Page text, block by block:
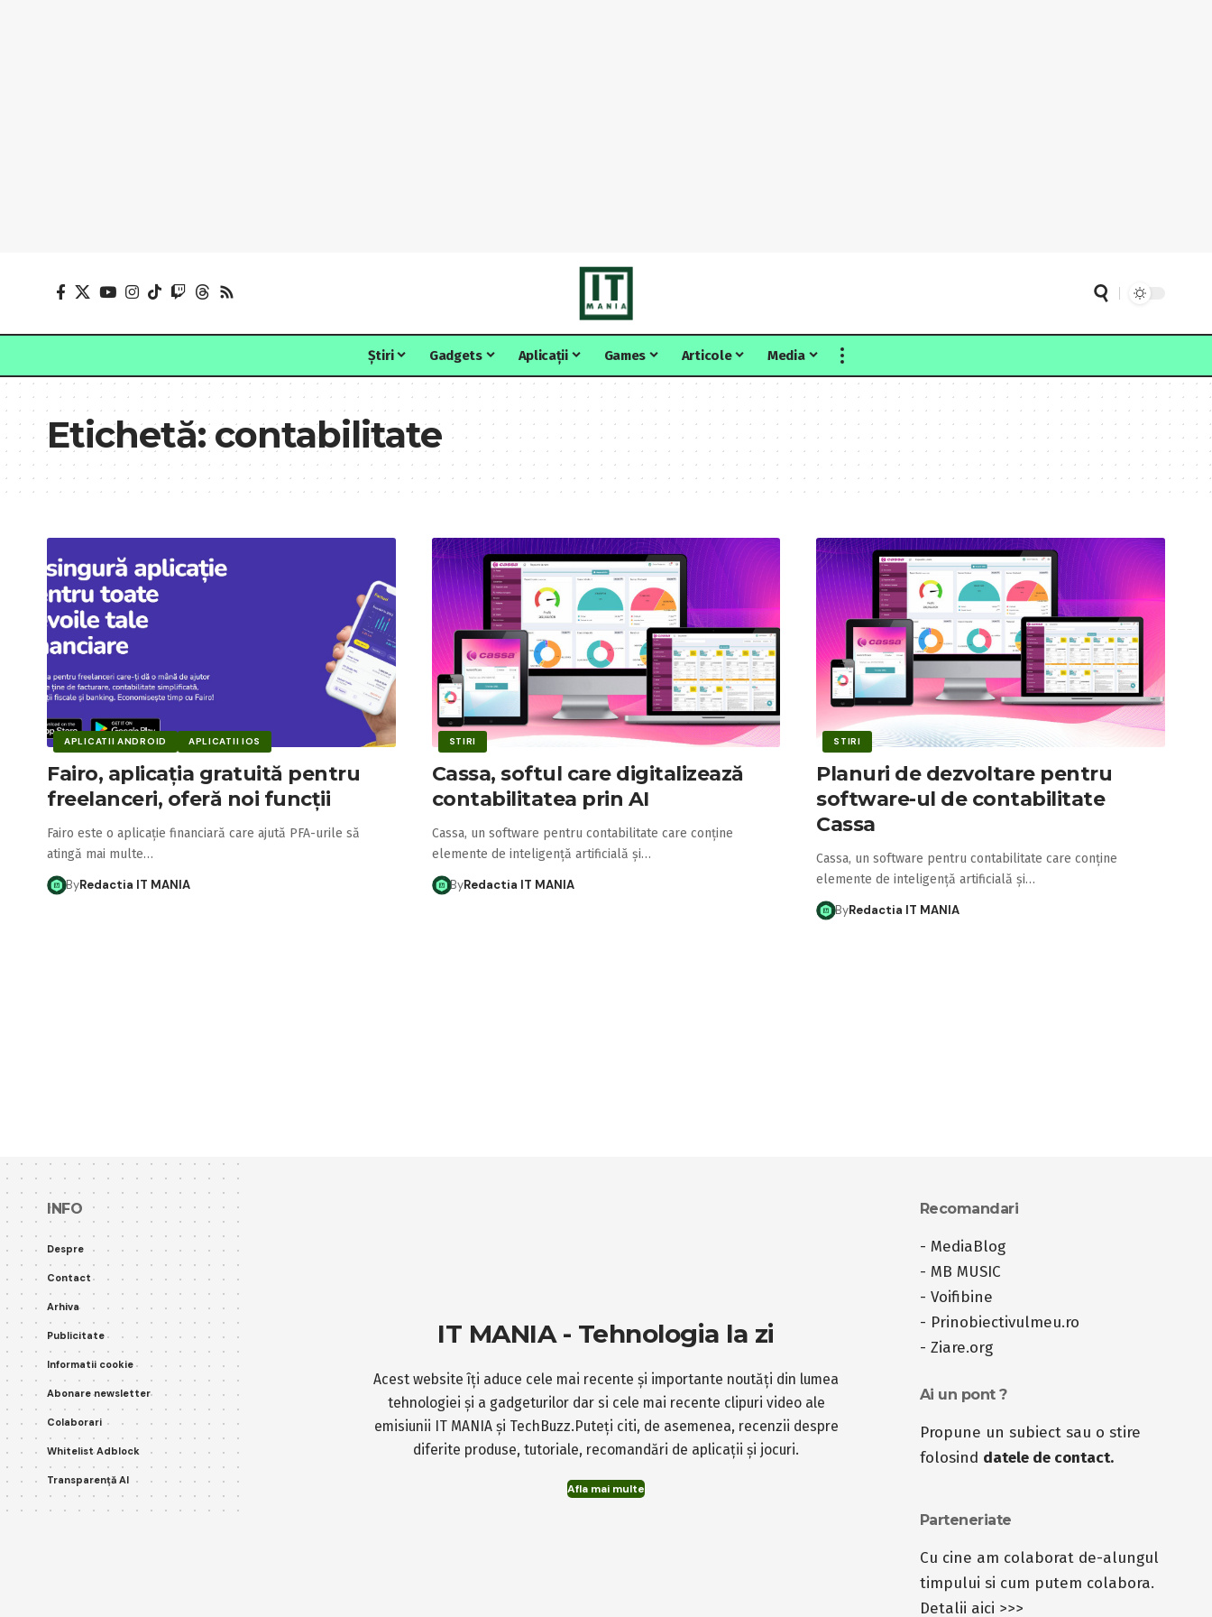
Știri Gadgets Aplicații Games Articole Media
Etichetă:contabilitate
APLICATII ANDROID APLICATII IOS
Fairo, aplicația gratuită pentru
freelanceri, oferă noi funcții
Fairo este o aplicație financiară care ajută PFA-urile să
atingă mai multe…
ByRedactia IT MANIA
STIRI
Cassa, softul care digitalizează
contabilitatea prin AI
Cassa, un software pentru contabilitate care conține
elemente de inteligență artificială și…
ByRedactia IT MANIA
STIRI
Planuri de dezvoltare pentru
software-ul de contabilitate
Cassa
Cassa, un software pentru contabilitate care conține
elemente de inteligență artificială și…
ByRedactia IT MANIA
INFO
Despre
Contact
Arhiva
Publicitate
Informatii cookie
Abonare newsletter
Colaborari
Whitelist Adblock
Transparență AI
IT MANIA - Tehnologia la zi
Acest website îți aduce cele mai recente și importante noutăți din lumea
tehnologiei și a gadgeturilor dar si cele mai recente clipuri video ale
emisiunii IT MANIA și TechBuzz.Puteți citi, de asemenea, recenzii despre
diferite produse, tutoriale, recomandări de aplicații și jocuri.
Afla mai multe
Recomandari
- MediaBlog
- MB MUSIC
- Voifibine
- Prinobiectivulmeu.ro
- Ziare.org
Ai un pont ?
Propune un subiect sau o stire
folosind datele de contact.
Parteneriate
Cu cine am colaborat de-alungul
timpului si cum putem colabora.
Detalii aici >>>